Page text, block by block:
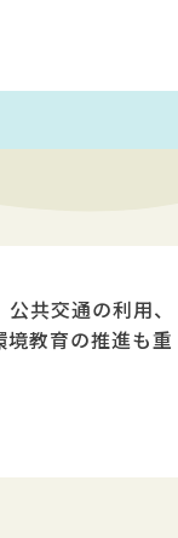
共交通の利用、
教育の推進も重